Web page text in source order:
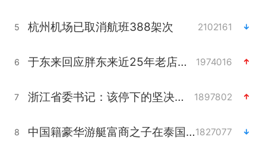
5 杭州机场已取消航班388架次 2102161
6 于东来回应胖东来近25年老店年底关闭 1974016
7 浙江省委书记：该停下的坚决停下来 1897802
8 中国籍豪华游艇富商之子在泰国被杀1827077